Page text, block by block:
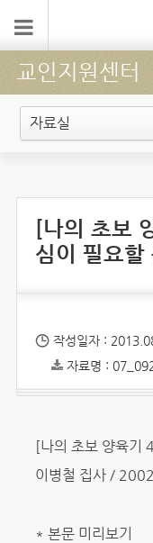
교인지원센터
자료실
[나의 초보
심이 필요할
작성일자 :
자료명 :
[나의 초보 양육기
이병철 집사 /
* 본문 미리보기